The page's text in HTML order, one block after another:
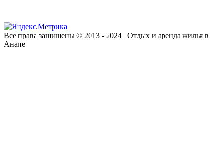
Все права защищены © 2013 - 2024 Отдых и аренда жилья в
Анапе